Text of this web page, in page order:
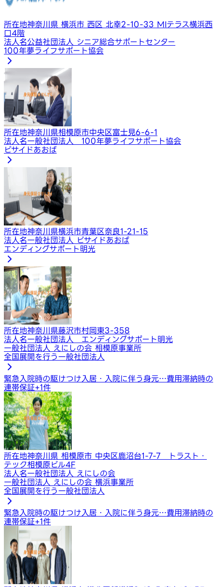
所在地神奈川県 横浜市 西区 北幸2-10-33 MIテラス横浜西
口4階
法人名公益社団法人 シニア総合サポートセンター
100年夢ライフサポート協会
所在地神奈川県相模原市中央区富士見6-6-1
法人名一般社団法人 100年夢ライフサポート協会
ビサイドあおば
所在地神奈川県横浜市青葉区奈良1-21-15
法人名一般社団法人 ビサイドあおば
エンディングサポート明光
所在地神奈川県藤沢市村岡東3-358
法人名一般社団法人 エンディングサポート明光
一般社団法人 えにしの会 相模原事業所
全国展開を行う一般社団法人
緊急入院時の駆けつけ 入居・入院に伴う身元…費用滞納時の
連帯保証+1件
所在地神奈川県 相模原市 中央区鹿沼台1-7-7 トラスト・
テック相模原ビル4F
法人名一般社団法人 えにしの会
一般社団法人 えにしの会 横浜事業所
全国展開を行う一般社団法人
緊急入院時の駆けつけ 入居・入院に伴う身元…費用滞納時の
連帯保証+1件